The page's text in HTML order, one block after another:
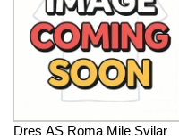
Dres AS Roma Mile Svilar